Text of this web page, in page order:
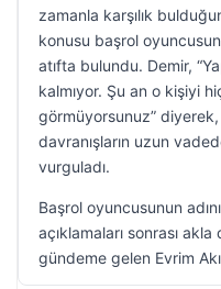
zamanla karşılık
konusu başrol
atıfta bulundu. Demir,
kalmıyor. Şu an o kişiyi
görmüyorsunuz”
davranışların uzun
vurguladı.
Başrol oyuncusunun
açıklamaları sonrası
gündeme gelen Evrim